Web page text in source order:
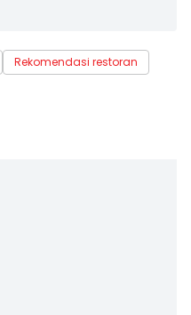
Rekomendasi restoran